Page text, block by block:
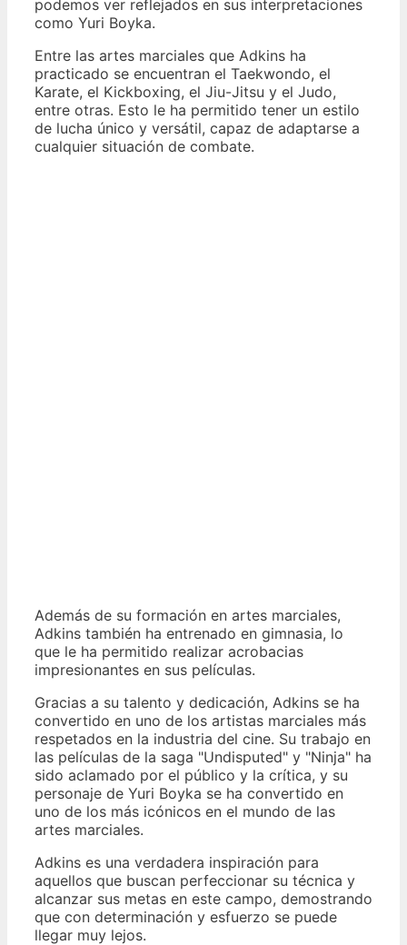
podemos ver reflejados en sus interpretaciones
como Yuri Boyka.
Entre las artes marciales que Adkins ha
practicado se encuentran el Taekwondo, el
Karate, el Kickboxing, el Jiu-Jitsu y el Judo,
entre otras. Esto le ha permitido tener un estilo
de lucha único y versátil, capaz de adaptarse a
cualquier situación de combate.
Además de su formación en artes marciales,
Adkins también ha entrenado en gimnasia, lo
que le ha permitido realizar acrobacias
impresionantes en sus películas.
Gracias a su talento y dedicación, Adkins se ha
convertido en uno de los artistas marciales más
respetados en la industria del cine. Su trabajo en
las películas de la saga "Undisputed" y "Ninja" ha
sido aclamado por el público y la crítica, y su
personaje de Yuri Boyka se ha convertido en
uno de los más icónicos en el mundo de las
artes marciales.
Adkins es una verdadera inspiración para
aquellos que buscan perfeccionar su técnica y
alcanzar sus metas en este campo, demostrando
que con determinación y esfuerzo se puede
llegar muy lejos.